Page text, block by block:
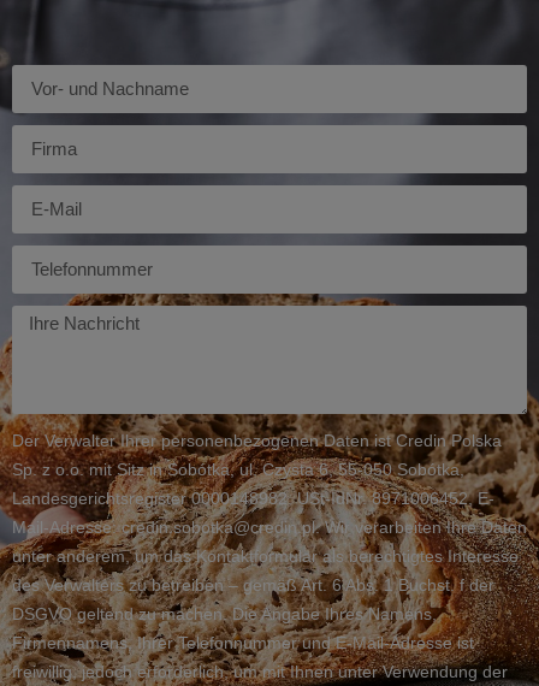
Imię
Firma
Telefon
Twoja
wiadomość
Der Verwalter Ihrer personenbezogenen Daten ist Credin Polska
Sp. z o.o. mit Sitz in Sobótka, ul. Czysta 6, 55-050 Sobótka,
Landesgerichtsregister 0000148982, USt-IdNr. 8971006452, E-
Mail-Adresse: credin.sobotka@credin.pl. Wir verarbeiten Ihre Daten
unter anderem, um das Kontaktformular als berechtigtes Interesse
des Verwalters zu betreiben – gemäß Art. 6 Abs. 1 Buchst. f der
DSGVO geltend zu machen. Die Angabe Ihres Namens,
Firmennamens, Ihrer Telefonnummer und E-Mail-Adresse ist
freiwillig, jedoch erforderlich, um mit Ihnen unter Verwendung der